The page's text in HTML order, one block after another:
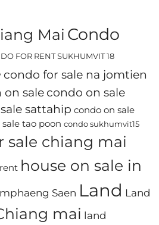
Mai Condo
FOR RENT SUKHUMVIT 18
condo for sale na jomtien
sale condo on sale
sattahip condo on sale
tao poon condo sukhumvit15
sale chiang mai
house on sale in
Saen Land Land
mai land